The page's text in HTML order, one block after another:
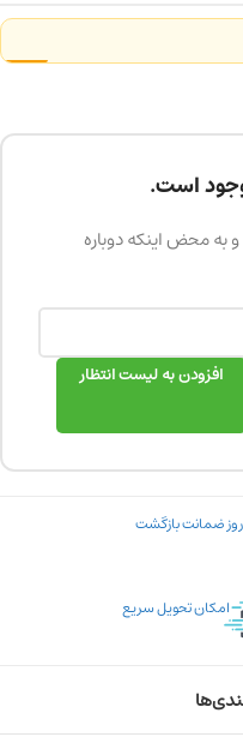
است.
به محض اینکه دوباره
افزودن به لیست انتظار
امکان تحویل سریع